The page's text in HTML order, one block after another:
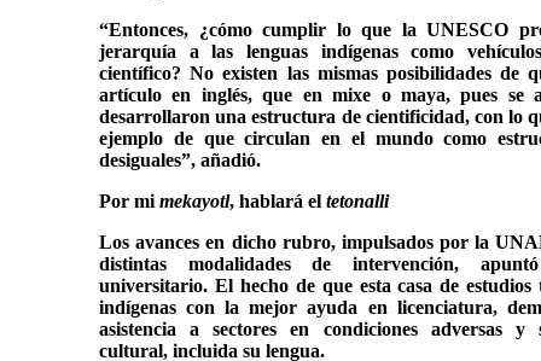
“Entonces, ¿cómo cumplir lo que la UNESCO
jerarquía a las lenguas indígenas como
científico? No existen las mismas posibilidades de
artículo en inglés, que en mixe o maya, pues se
desarrollaron una estructura de cientificidad, con lo
ejemplo de que circulan en el mundo como
desiguales”, añadió.
Por mi mekayotl, hablará el tetonalli
Los avances en dicho rubro, impulsados por la
distintas modalidades de intervención,
universitario. El hecho de que esta casa de estudios
indígenas con la mejor ayuda en licenciatura,
asistencia a sectores en condiciones adversas y
cultural, incluida su lengua.